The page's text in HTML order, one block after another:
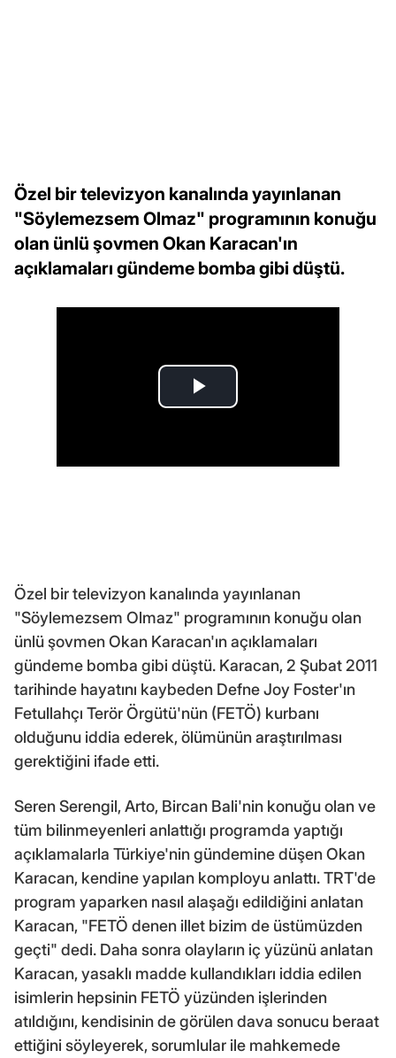
Özel bir televizyon kanalında yayınlanan
"Söylemezsem Olmaz" programının konuğu
olan ünlü şovmen Okan Karacan'ın
açıklamaları gündeme bomba gibi düştü.
Özel bir televizyon kanalında yayınlanan
"Söylemezsem Olmaz" programının konuğu olan
ünlü şovmen Okan Karacan'ın açıklamaları
gündeme bomba gibi düştü. Karacan, 2 Şubat 2011
tarihinde hayatını kaybeden Defne Joy Foster'ın
Fetullahçı Terör Örgütü'nün (FETÖ) kurbanı
olduğunu iddia ederek, ölümünün araştırılması
gerektiğini ifade etti.
Seren Serengil, Arto, Bircan Bali'nin konuğu olan ve
tüm bilinmeyenleri anlattığı programda yaptığı
açıklamalarla Türkiye'nin gündemine düşen Okan
Karacan, kendine yapılan komployu anlattı. TRT'de
program yaparken nasıl alaşağı edildiğini anlatan
Karacan, "FETÖ denen illet bizim de üstümüzden
geçti" dedi. Daha sonra olayların iç yüzünü anlatan
Karacan, yasaklı madde kullandıkları iddia edilen
isimlerin hepsinin FETÖ yüzünden işlerinden
atıldığını, kendisinin de görülen dava sonucu beraat
ettiğini söyleyerek, sorumlular ile mahkemede